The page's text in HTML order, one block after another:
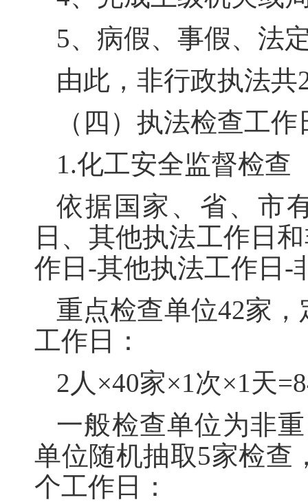
5、病假、事假、法
由此，非行政执法共
（四）执法检查工
1.化工安全监督检查
依据国家、省、市
日、其他执法工作日
作日-其他执法工作日-
重点检查单位42家
工作日：
2人×40家×1次×1天
一般检查单位为非
单位随机抽取5家检查
个工作日：